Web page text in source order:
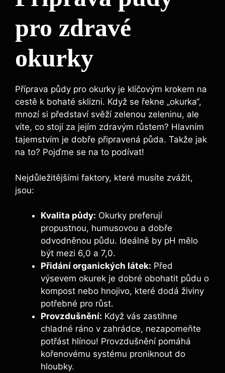
pro zdravé
okurky
Příprava půdy pro okurky je klíčovým krokem⁣ na
cestě k bohaté ‍sklizni. Když se řekne „okurka“,‌
mnozí si⁤ představí svěží ⁢zelenou zeleninu, ale⁣
víte, co stojí za jejím zdravým růstem? Hlavním
‍tajemstvím je dobře připravená ⁢půda.​ Takže ​jak
na to? Pojďme se⁤ na to​ podívat!
Nejdůležitějšími faktory, které musíte zvážit,‍
jsou:
Kvalita půdy: ⁢Okurky preferují
propustnou, humusovou a dobře
odvodněnou půdu. Ideálně by ‍pH mělo
být‍ mezi 6,0 a 7,0.
Přidání organických‍ látek: Před
výsevem okurek je ⁢dobré⁢ obohatit půdu o
kompost nebo hnojivo, ⁣které⁤ dodá živiny​
potřebné pro⁢ růst.
Provzdušnění: Když vás zastihne
chladné ráno ‌v zahrádce, nezapomeňte
potřást hlínou! Provzdušnění ​pomáhá
⁤kořenovému systému proniknout do ​
hloubky.